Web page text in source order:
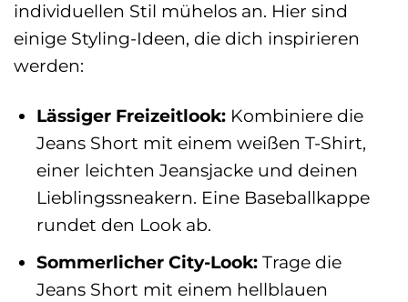
individuellen Stil mühelos an. Hier sind
einige Styling-Ideen, die dich inspirieren
werden:
Lässiger Freizeitlook:Kombiniere die
Jeans Short mit einem weißen T-Shirt,
einer leichten Jeansjacke und deinen
Lieblingssneakern. Eine Baseballkappe
rundet den Look ab.
Sommerlicher City-Look:Trage die
Jeans Short mit einem hellblauen